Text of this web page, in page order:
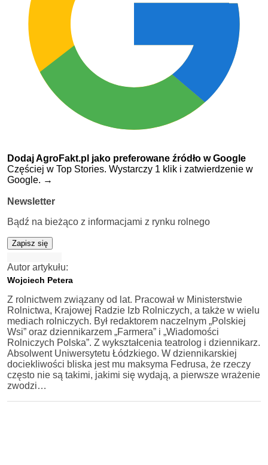
Dodaj AgroFakt.pl jako preferowane źródło w Google
Częściej w Top Stories. Wystarczy 1 klik i zatwierdzenie w
Google. →
Newsletter
Bądź na bieżąco z informacjami z rynku rolnego
Zapisz się
Autor artykułu:
Wojciech Petera
Z rolnictwem związany od lat. Pracował w Ministerstwie
Rolnictwa, Krajowej Radzie Izb Rolniczych, a także w wielu
mediach rolniczych. Był redaktorem naczelnym „Polskiej
Wsi” oraz dziennikarzem „Farmera” i „Wiadomości
Rolniczych Polska”. Z wykształcenia teatrolog i dziennikarz.
Absolwent Uniwersytetu Łódzkiego. W dziennikarskiej
dociekliwości bliska jest mu maksyma Fedrusa, że rzeczy
często nie są takimi, jakimi się wydają, a pierwsze wrażenie
zwodzi…